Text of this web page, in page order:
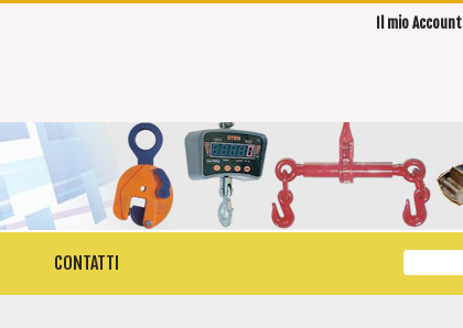
Il mio Account
CONTATTI
Search
for: